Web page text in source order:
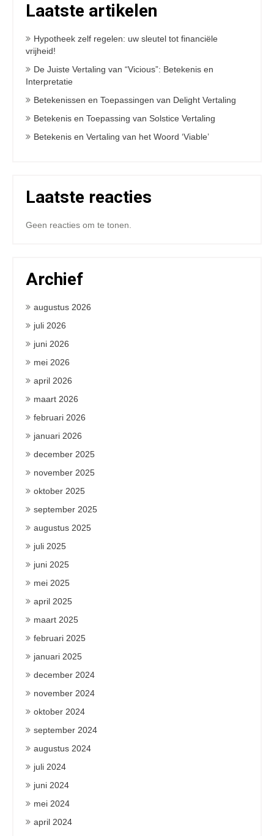
Laatste artikelen
Hypotheek zelf regelen: uw sleutel tot financiële
vrijheid!
De Juiste Vertaling van “Vicious”: Betekenis en
Interpretatie
Betekenissen en Toepassingen van Delight Vertaling
Betekenis en Toepassing van Solstice Vertaling
Betekenis en Vertaling van het Woord ‘Viable’
Laatste reacties
Geen reacties om te tonen.
Archief
augustus 2026
juli 2026
juni 2026
mei 2026
april 2026
maart 2026
februari 2026
januari 2026
december 2025
november 2025
oktober 2025
september 2025
augustus 2025
juli 2025
juni 2025
mei 2025
april 2025
maart 2025
februari 2025
januari 2025
december 2024
november 2024
oktober 2024
september 2024
augustus 2024
juli 2024
juni 2024
mei 2024
april 2024